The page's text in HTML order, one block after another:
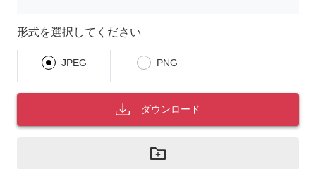
形式を選択してください
JPEG PNG
ダウンロード